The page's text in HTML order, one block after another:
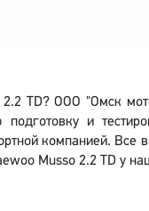
TD? ООО "Омск
и
компанией. Все
Musso 2.2 TD у